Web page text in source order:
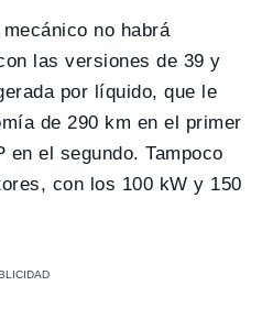
no habrá
las versiones de 39 y
por líquido, que le
de 290 km en el primer
en el segundo. Tampoco
con los 100 kW y 150